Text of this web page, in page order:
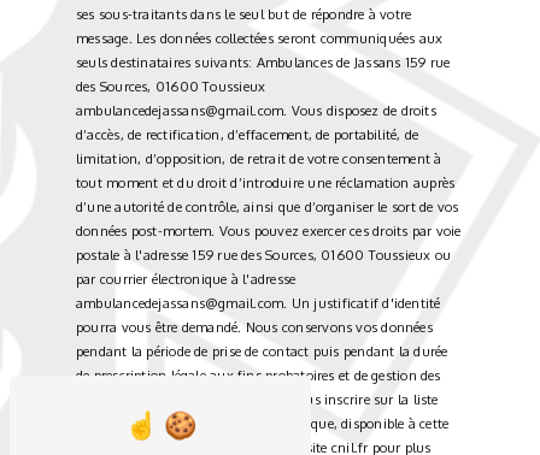
ses sous-traitants dans le seul but de répondre à votre
message. Les données collectées seront communiquées aux
seuls destinataires suivants: Ambulances de Jassans 159 rue
des Sources, 01600 Toussieux
ambulancedejassans@gmail.com. Vous disposez de droits
d’accès, de rectification, d’effacement, de portabilité, de
limitation, d’opposition, de retrait de votre consentement à
tout moment et du droit d’introduire une réclamation auprès
d’une autorité de contrôle, ainsi que d’organiser le sort de vos
données post-mortem. Vous pouvez exercer ces droits par voie
postale à l'adresse 159 rue des Sources, 01600 Toussieux ou
par courrier électronique à l'adresse
ambulancedejassans@gmail.com. Un justificatif d'identité
pourra vous être demandé. Nous conservons vos données
pendant la période de prise de contact puis pendant la durée
de prescription légale aux fins probatoires et de gestion des
contentieux. Vous avez le droit de vous inscrire sur la liste
d'opposition au démarchage téléphonique, disponible à cette
. Consultez le site cnil.fr pour plus